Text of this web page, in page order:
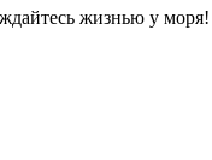
жизнью у моря!